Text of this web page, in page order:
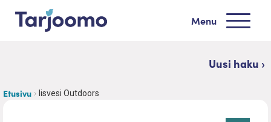
Siirry sisältöön
Menu
Uusi haku ›
Etusivu Iisvesi Outdoors